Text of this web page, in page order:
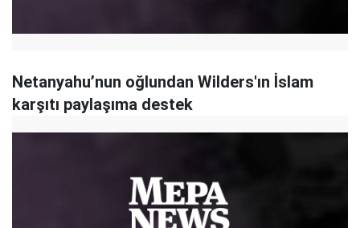
Netanyahu’nun oğlundan Wilders'ın İslam
karşıtı paylaşıma destek